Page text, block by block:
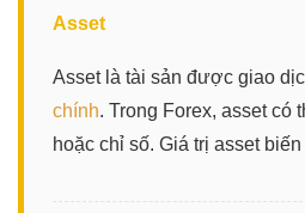
Asset
Asset là tài sản được giao
chính. Trong Forex, asset có
hoặc chỉ số. Giá trị asset